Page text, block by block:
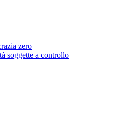
zero
soggette a controllo